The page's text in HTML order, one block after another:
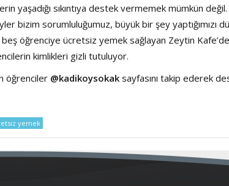
yaşadığı sıkıntıya destek vermemek mümkün değil.
bizim sorumluluğumuz, büyük bir şey yaptığımızı
beş öğrenciye ücretsiz yemek sağlayan Zeytin
kimlikleri gizli tutuluyor.
öğrenciler @kadikoysokak sayfasını takip ederek
yemek